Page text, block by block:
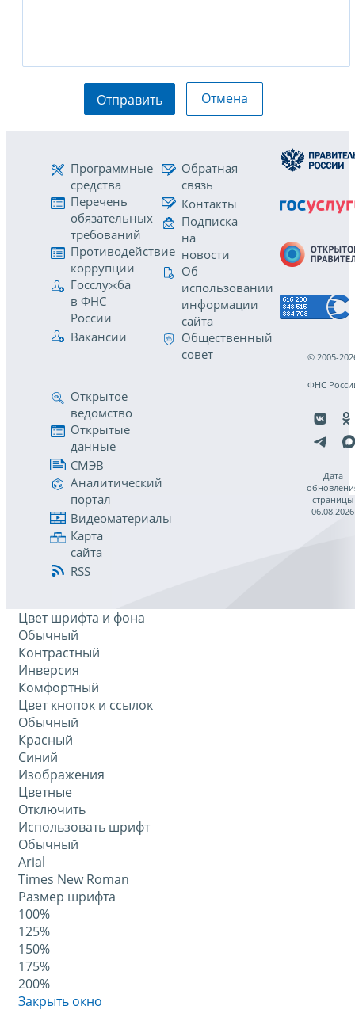
Отправить Отмена
Программные
средства
Перечень
обязательных
требований
Противодействие
коррупции
Госслужба
в ФНС
России
Вакансии
Обратная
связь
Контакты
Подписка
на
новости
Об
использовании
информации
сайта
Общественный
совет
Открытое
ведомство
Открытые
данные
СМЭВ
Аналитический
портал
Видеоматериалы
Карта
сайта
RSS
© 2005-
ФНС
Дата
страницы
06.08.2026
Цвет шрифта и фона
Обычный
Контрастный
Инверсия
Комфортный
Цвет кнопок и ссылок
Обычный
Красный
Синий
Изображения
Цветные
Отключить
Использовать шрифт
Обычный
Arial
Times New Roman
Размер шрифта
100%
125%
150%
175%
200%
Закрыть окно